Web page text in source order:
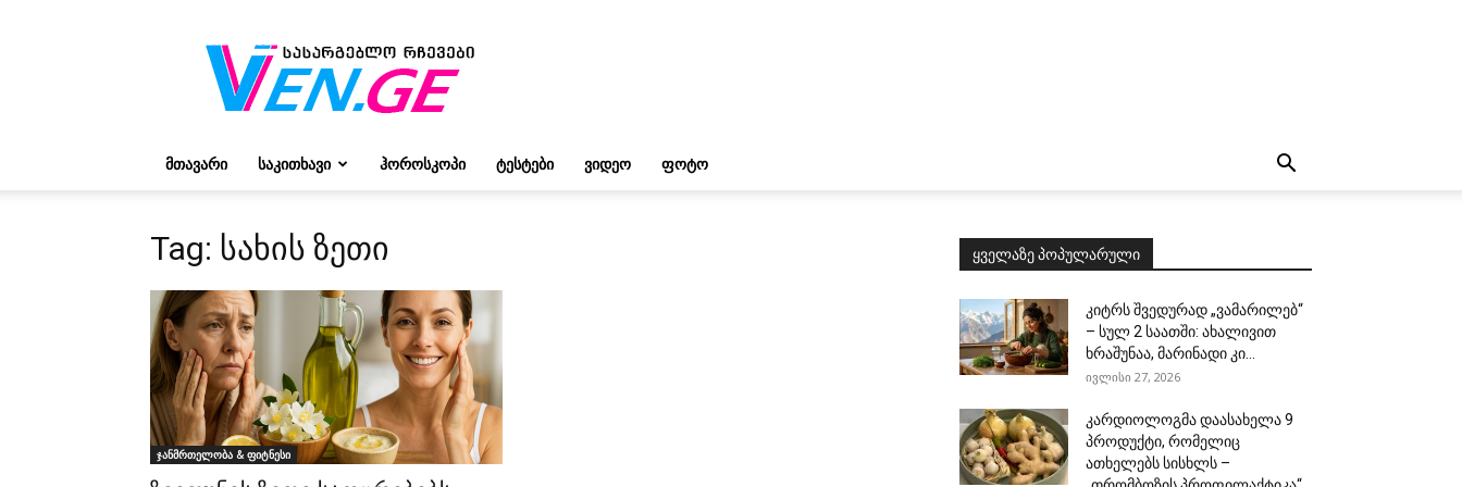
ვივიენისგან
ᲛᲗᲐᲕᲐᲠᲘ ᲡᲐᲙᲘᲗᲮᲐᲕᲘ ᲰᲝᲠᲝᲡᲙᲝᲞᲘ ᲢᲔᲡᲢᲔᲑᲘ ᲕᲘᲓᲔᲝ ᲤᲝᲢᲝ
Tag: სახის ზეთი
ჯანმრთელობა & ფიტნესი
ყველაზე პოპულარული
კიტრს შვედურად „ვამარილებ“
– სულ 2 საათში: ახალივით
ხრაშუნაა, მარინადი კი...
ივლისი 27, 2026
კარდიოლოგმა დაასახელა 9
პროდუქტი, რომელიც
ათხელებს სისხლს –